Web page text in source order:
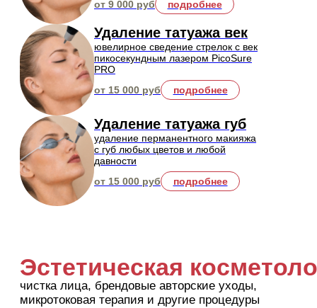
от 4 000 руб подробнее
Обёртывание
расслабление и восстановление, с
использованием бандажей
пропитанных лосьоном
от 8 000 руб
новинка
Прессотерапия BTL
улучшение циркуляции лимфы и
крови, уменьшение отеков,
улучшение тонуса кожи
от 2 500 руб
подробнее
Лечение пигментации
популярное!
Лечение кожи